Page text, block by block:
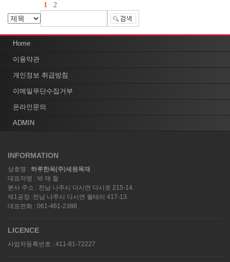
1 2
Home
이용약관
개인정보 취급방침
이메일무단수집거부
온라인문의
ADMIN
INFORMATION
상호명 : 하루한옥(주)세원목재
대표자명 : 박 재 철
본사 주소 : 전남 나주시 다시면 다시로 215-14.
제1공장 :전남 나주시 다시면 월태리 417-13.
대표전화 : 061-461-2388
LICENCE
사업자등록번호 : 411-81-72227